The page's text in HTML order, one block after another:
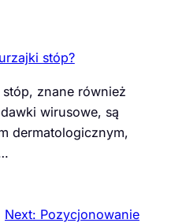
stóp?
stóp, znane również
wirusowe, są
dermatologicznym,
Next: Pozycjonowanie